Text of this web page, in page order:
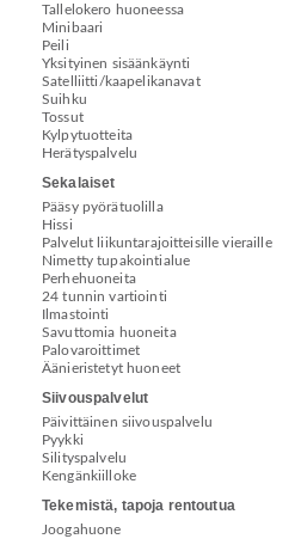
Tallelokero huoneessa
Minibaari
Peili
Yksityinen sisäänkäynti
Satelliitti/kaapelikanavat
Suihku
Tossut
Kylpytuotteita
Herätyspalvelu
Sekalaiset
Pääsy pyörätuolilla
Hissi
Palvelut liikuntarajoitteisille vieraille
Nimetty tupakointialue
Perhehuoneita
24 tunnin vartiointi
Ilmastointi
Savuttomia huoneita
Palovaroittimet
Äänieristetyt huoneet
Siivouspalvelut
Päivittäinen siivouspalvelu
Pyykki
Silityspalvelu
Kengänkiilloke
Tekemistä, tapoja rentoutua
Joogahuone